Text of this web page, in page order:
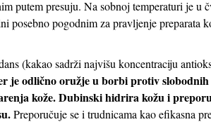
putem presuju. Na sobnoj temperaturi je u
posebno pogodnim za pravljenje preparata
(kakao sadrži najvišu koncentraciju
je odlično oružje u borbi protiv
kože. Dubinski hidrira kožu i
Preporučuje se i trudnicama kao efikasna